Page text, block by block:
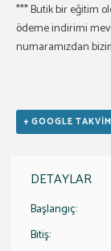
*** Butik bir eğitim
ödeme indirimi
numaramızdan
+ GOOGLE TAKVIM
DETAYLAR
Başlangıç:
Bitiş: